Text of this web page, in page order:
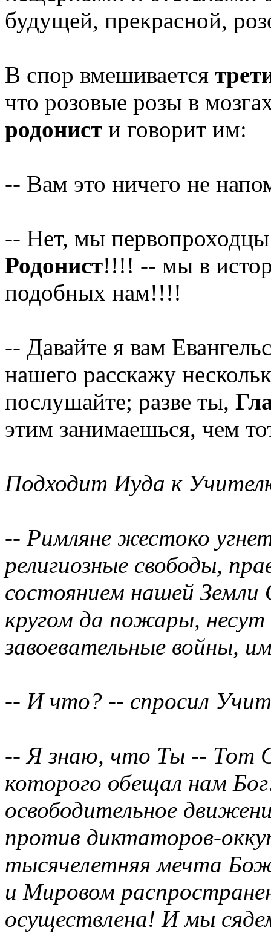
будущей, прекрасной,
В спор вмешивается
что розовые розы в
родонист и говорит им:
-- Вам это ничего не
-- Нет, мы
Родонист!!!! -- мы в
подобных нам!!!!
-- Давайте я вам
нашего расскажу
послушайте; разве ты,
этим занимаешься, чем
Подходит Иуда к
-- Римляне жестоко
религиозные свободы,
состоянием нашей Земли
кругом да пожары, несут
завоевательные войны,
-- И что? -- спросил
-- Я знаю, что Ты -- Тот
которого обещал нам
освободительное
против диктаторов-
тысячелетняя мечта
и Мировом
осуществлена! И мы